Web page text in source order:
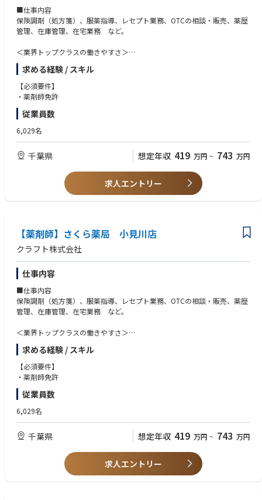
■仕事内容
保険調剤（処方箋）、服薬指導、レセプト業務、OTCの相談・販売、薬歴
管理、在庫管理、在宅業務 など。
＜業界トップクラスの働きやすさ＞
業界最多クラスの年間休日126日＋有給休暇、シフト勤務制による残業削
減や希望休など、どなたにとっても働きやすい環境です
充実した手当や福利厚生、育児支援制度、安定した経営基盤を持っている
ため、長く働いていただけます
も45％と高い水準です
全国に800店舗以上展開。転居の際も店舗を異動するだけでスムーズに新
生活スタートが可能です
＜薬剤師として成長、活躍できる環境＞
中途入社者への導入・フォロー研修が充実しており、安心してキャリアを
スタートしていただけます
躍できる環境です
業界トップクラスの認定薬局数や多様な店舗を展開しているため、ご自身
の志向性に合わせて異動することも可能です
現場での調剤業務にとどまらず、本社業務や複数店舗のマネージャー業務
など大手調剤チェーンならではの多様なキャリアパスがあります。
求める経験 / スキル
【必須要件】
・薬剤師免許
従業員数
6,029名
千葉県 想定年収 419 万円 ~ 743 万円
求人エントリー
【薬剤師】さくら薬局 小見川店
クラフト株式会社
仕事内容
■仕事内容
保険調剤（処方箋）、服薬指導、レセプト業務、OTCの相談・販売、薬歴
管理、在庫管理、在宅業務 など。
＜業界トップクラスの働きやすさ＞
業界最多クラスの年間休日126日＋有給休暇、シフト勤務制による残業削
減や希望休など、どなたにとっても働きやすい環境です
充実した手当や福利厚生、育児支援制度、安定した経営基盤を持っている
ため、長く働いていただけます
も45％と高い水準です
全国に800店舗以上展開。転居の際も店舗を異動するだけでスムーズに新
生活スタートが可能です
＜薬剤師として成長、活躍できる環境＞
中途入社者への導入・フォロー研修が充実しており、安心してキャリアを
スタートしていただけます
求める経験 / スキル
【必須要件】
・薬剤師免許
従業員数
6,029名
千葉県 想定年収 419 万円 ~ 743 万円
求人エントリー